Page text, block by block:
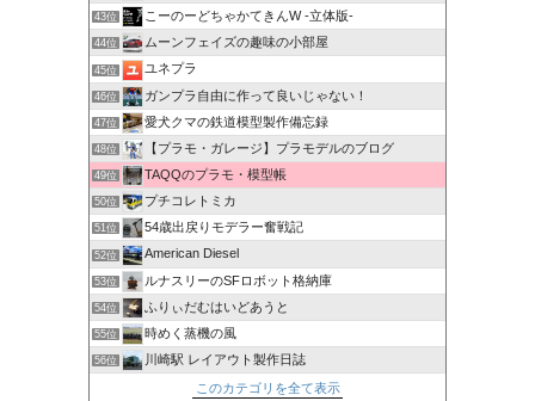
43位 こーのーどちゃかてきんW -立体版-
44位 ムーンフェイズの趣味の小部屋
45位 ユネプラ
46位 ガンプラ自由に作って良いじゃない！
47位 愛犬クマの鉄道模型製作備忘録
48位 【プラモ・ガレージ】プラモデルのブログ
49位 TAQQのプラモ・模型帳
50位 プチコレトミカ
51位 54歳出戻りモデラー奮戦記
52位 American Diesel
53位 ルナスリーのSFロボット格納庫
54位 ふりぃだむはいどあうと
55位 時めく蒸機の風
56位 川崎駅 レイアウト製作日誌
このカテゴリを全て表示